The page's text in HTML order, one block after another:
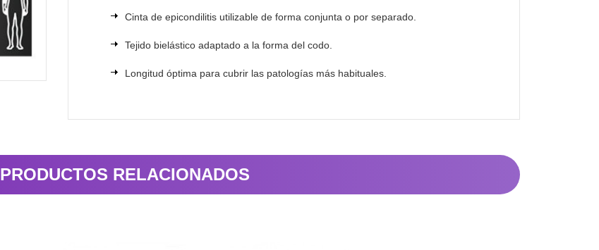
Cinta de epicondilitis utilizable de forma conjunta o por separado.
Tejido bielástico adaptado a la forma del codo.
Longitud óptima para cubrir las patologías más habituales.
PRODUCTOS RELACIONADOS